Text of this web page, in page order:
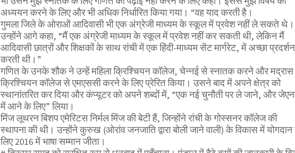
अध्ययन करने के लिए और भी अधिक निर्धारित किया गया। “वह याद करती है।
गुमला जिले के ओराओं आदिवासी भी एक अंग्रेजी माध्यम के स्कूल में प्रवेश नहीं ले सकते थे।
उन्होंने आगे कहा, “मैं एक अंग्रेजी माध्यम के स्कूल में प्रवेश नहीं कर सकती थी, लेकिन मैं
आदिवासी छात्रों और शिक्षकों के साथ रांची में एक हिंदी-माध्यम सेंट मार्गरेट, में अच्छा प्रदर्शन
करती थी।”
गणित के उनके शौक ने उन्हें महिला क्रिश्चियन कॉलेज, चेन्नई से स्नातक करने और मद्रास
क्रिश्चियन कॉलेज से एमएससी करने के लिए प्रेरित किया। उसने बाद में अपने क्षेत्र को
स्थानांतरित कर दिया और कंप्यूटर को अपने शब्दों में, “एक नई चुनौती पर ले जाने, और
में आने के लिए” लिया।
मिंज लूथरन बिशप एमेरिटस निर्मल मिंज की बेटी हैं, जिन्होंने रांची के गोस्सनर कॉलेज की
स्थापना की थी। उन्होंने कुरुख (ओरांव जनजाति द्वारा बोली जाने वाली) के विकास में
लिए 2016 में भाषा सम्मान जीता।